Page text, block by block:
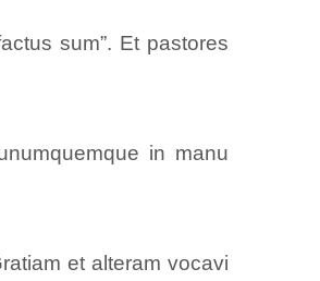
sum”. Et pastores
in manu
et alteram vocavi